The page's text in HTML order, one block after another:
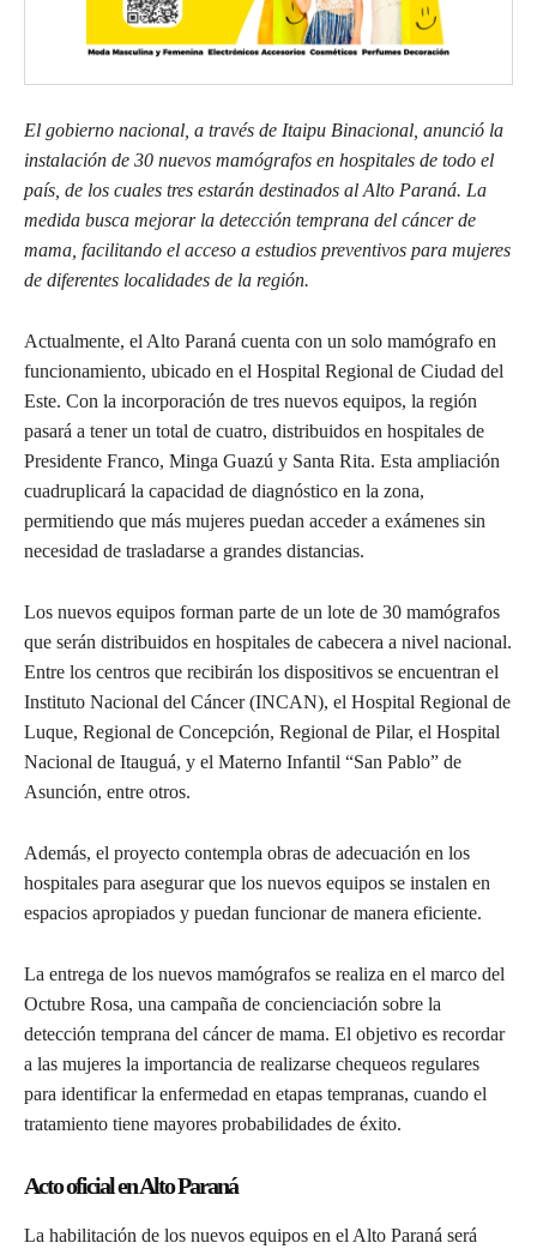
El gobierno nacional, a través de Itaipu Binacional, anunció la
instalación de 30 nuevos mamógrafos en hospitales de todo el
país, de los cuales tres estarán destinados al Alto Paraná. La
medida busca mejorar la detección temprana del cáncer de
mama, facilitando el acceso a estudios preventivos para mujeres
de diferentes localidades de la región.
Actualmente, el Alto Paraná cuenta con un solo mamógrafo en
funcionamiento, ubicado en el Hospital Regional de Ciudad del
Este. Con la incorporación de tres nuevos equipos, la región
pasará a tener un total de cuatro, distribuidos en hospitales de
Presidente Franco, Minga Guazú y Santa Rita. Esta ampliación
cuadruplicará la capacidad de diagnóstico en la zona,
permitiendo que más mujeres puedan acceder a exámenes sin
necesidad de trasladarse a grandes distancias.
Los nuevos equipos forman parte de un lote de 30 mamógrafos
que serán distribuidos en hospitales de cabecera a nivel nacional.
Entre los centros que recibirán los dispositivos se encuentran el
Instituto Nacional del Cáncer (INCAN), el Hospital Regional de
Luque, Regional de Concepción, Regional de Pilar, el Hospital
Nacional de Itauguá, y el Materno Infantil “San Pablo” de
Asunción, entre otros.
Además, el proyecto contempla obras de adecuación en los
hospitales para asegurar que los nuevos equipos se instalen en
espacios apropiados y puedan funcionar de manera eficiente.
La entrega de los nuevos mamógrafos se realiza en el marco del
Octubre Rosa, una campaña de concienciación sobre la
detección temprana del cáncer de mama. El objetivo es recordar
a las mujeres la importancia de realizarse chequeos regulares
para identificar la enfermedad en etapas tempranas, cuando el
tratamiento tiene mayores probabilidades de éxito.
Acto oficial en Alto Paraná
La habilitación de los nuevos equipos en el Alto Paraná será